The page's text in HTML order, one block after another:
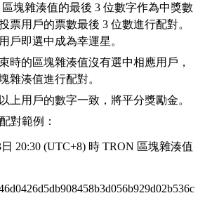
塊雜湊值的最後 3 位數字作為中獎數
票用戶的票數最後 3 位數進行配對。
戶即選中成為幸運星。
時的區塊雜湊值沒有選中相應用戶，
雜湊值進行配對。
上用戶的數字一致，將平分獎勵金。
對範例：
20:30 (UTC+8) 時 TRON 區塊雜湊值